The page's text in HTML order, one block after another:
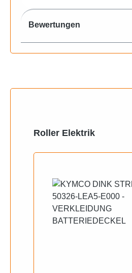
Bewertungen
Produktgalerie überspringen
Roller Elektrik